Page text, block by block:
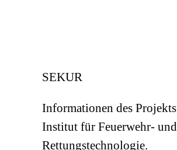
SEKUR
Informationen des
Institut für Feuerwehr- und
Rettungstechnologie.